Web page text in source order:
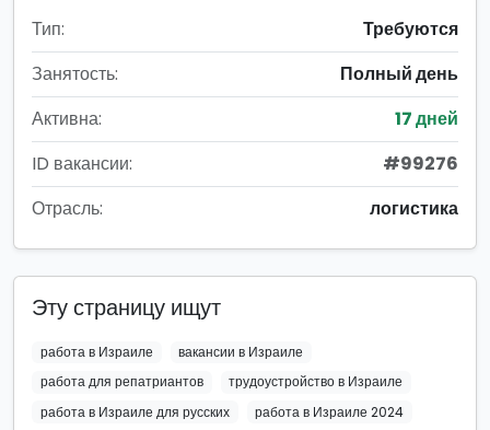
Тип:
Требуются
Занятость:
Полный день
Активна:
17 дней
ID вакансии:
#99276
Отрасль:
логистика
Эту страницу ищут
работа в Израиле
вакансии в Израиле
работа для репатриантов
трудоустройство в Израиле
работа в Израиле для русских
работа в Израиле 2024